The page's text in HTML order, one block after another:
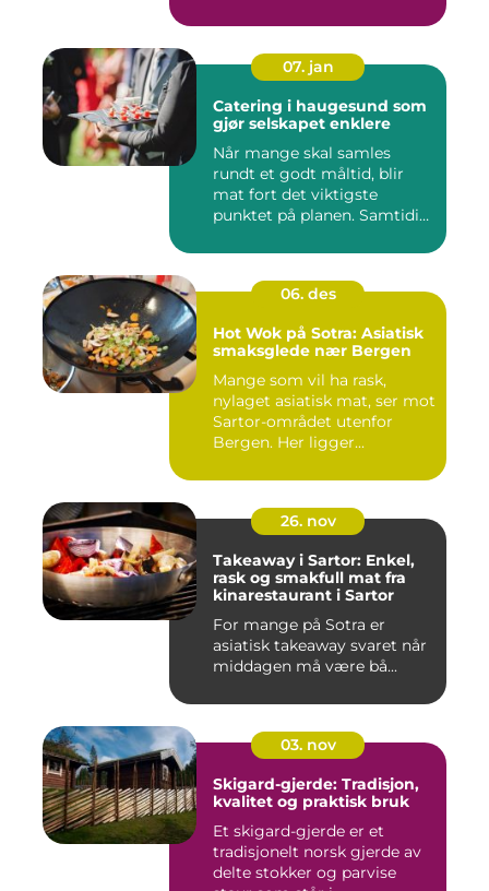
07. jan
Catering i haugesund som
gjør selskapet enklere
Når mange skal samles
rundt et godt måltid, blir
mat fort det viktigste
punktet på planen. Samtidig
06. des
Hot Wok på Sotra: Asiatisk
smaksglede nær Bergen
Mange som vil ha rask,
nylaget asiatisk mat, ser mot
Sartor-området utenfor
Bergen. Her ligger...
26. nov
Takeaway i Sartor: Enkel,
rask og smakfull mat fra
kinarestaurant i Sartor
For mange på Sotra er
asiatisk takeaway svaret når
middagen må være bå...
03. nov
Skigard-gjerde: Tradisjon,
kvalitet og praktisk bruk
Et skigard-gjerde er et
tradisjonelt norsk gjerde av
delte stokker og parvise